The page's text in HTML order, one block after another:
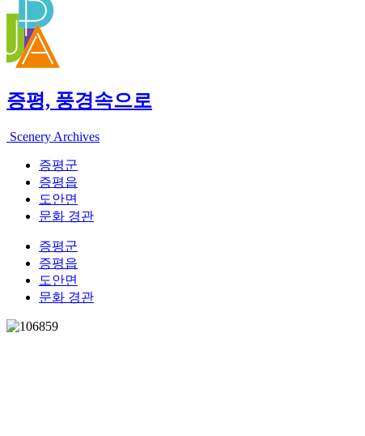
증평, 풍경속으로
Scenery Archives
증평군
증평읍
도안면
문화 경관
증평군
증평읍
도안면
문화 경관